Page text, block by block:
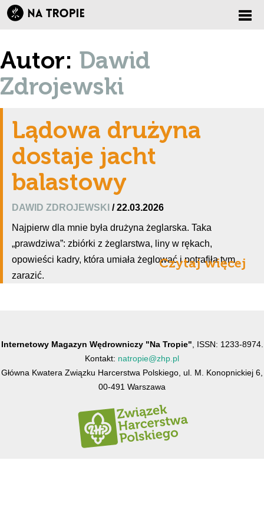
Autor: Dawid
Zdrojewski
Lądowa drużyna
dostaje jacht
balastowy
DAWID ZDROJEWSKI / 22.03.2026
Najpierw dla mnie była drużyna żeglarska. Taka
„prawdziwa”: zbiórki z żeglarstwa, liny w rękach,
opowieści kadry, która umiała żeglować i potrafiła tym
zarazić.
Czytaj więcej
Internetowy Magazyn Wędrowniczy "Na Tropie" , ISSN: 1233-8974.
Kontakt: natropie@zhp.pl
Główna Kwatera Związku Harcerstwa Polskiego, ul. M. Konopnickiej 6,
00-491 Warszawa